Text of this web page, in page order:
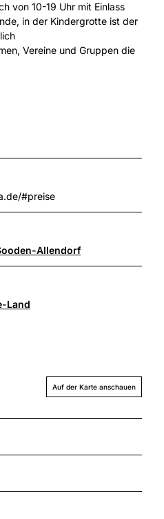
von 10-19 Uhr mit Einlass
in der Kindergrotte ist der
Vereine und Gruppen die
#preise
Allendorf
Land
Auf der Karte anschauen